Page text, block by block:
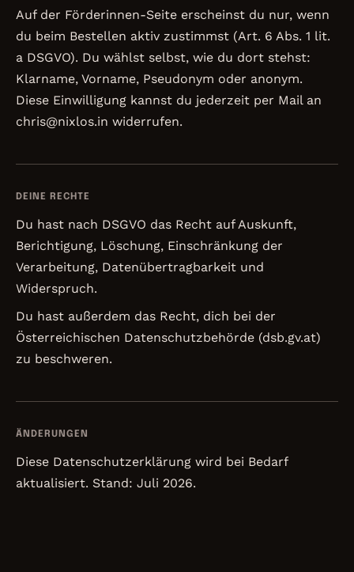
Auf der Förderinnen-Seite erscheinst du nur, wenn
du beim Bestellen aktiv zustimmst (Art. 6 Abs. 1 lit.
a DSGVO). Du wählst selbst, wie du dort stehst:
Klarname, Vorname, Pseudonym oder anonym.
Diese Einwilligung kannst du jederzeit per Mail an
chris@nixlos.in widerrufen.
DEINE RECHTE
Du hast nach DSGVO das Recht auf Auskunft,
Berichtigung, Löschung, Einschränkung der
Verarbeitung, Datenübertragbarkeit und
Widerspruch.
Du hast außerdem das Recht, dich bei der
Österreichischen Datenschutzbehörde (dsb.gv.at)
zu beschweren.
ÄNDERUNGEN
Diese Datenschutzerklärung wird bei Bedarf
aktualisiert. Stand: Juli 2026.